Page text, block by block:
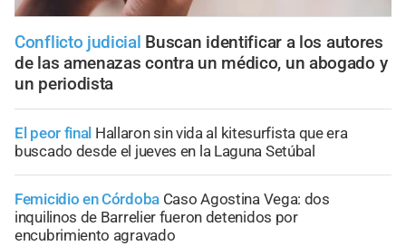
Conflicto judicial Buscan identificar a los autores
de las amenazas contra un médico, un abogado y
un periodista
El peor final Hallaron sin vida al kitesurfista que era
buscado desde el jueves en la Laguna Setúbal
Femicidio en Córdoba Caso Agostina Vega: dos
inquilinos de Barrelier fueron detenidos por
encubrimiento agravado